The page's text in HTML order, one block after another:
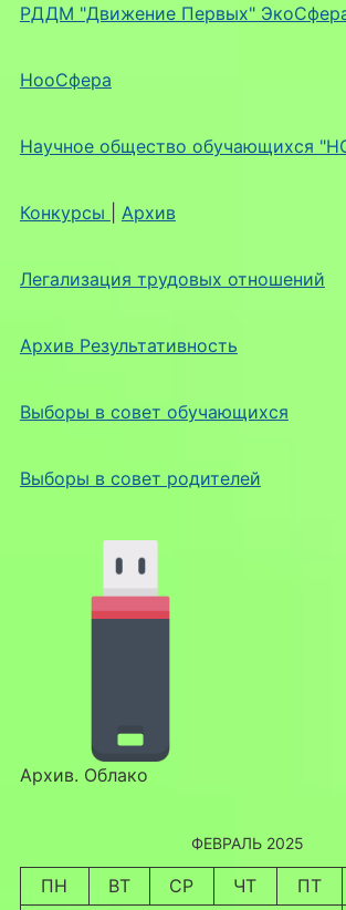
РДДМ "Движение Первых"
НооСфера
Научное общество обучающихся
Конкурсы Архив
Легализация трудовых отношений
Архив Результативность
Выборы в совет обучающихся
Выборы в совет родителей
Архив. Облако
ФЕВРАЛЬ 2025
ПН ВТ СР ЧТ ПТ